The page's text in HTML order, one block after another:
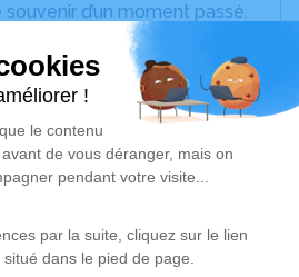
d’un moment passé.
d’arbre hommage est
Je rends hommage
en l'Eglise Saint-Médard